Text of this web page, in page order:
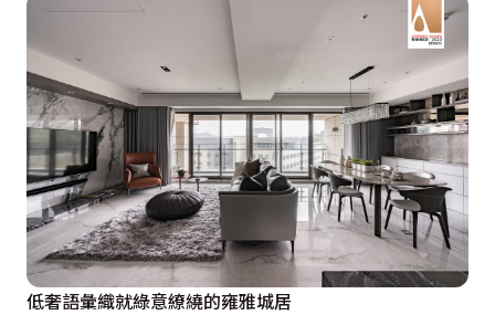
低奢語彙織就綠意繚繞的雍雅城居